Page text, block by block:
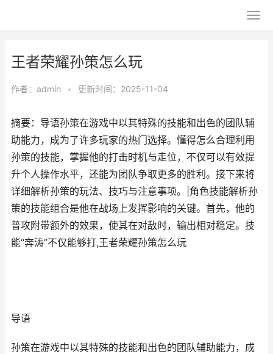
王者荣耀孙策怎么玩
作者： admin • 更新时间：2025-11-04
摘要：导语孙策在游戏中以其特殊的技能和出色的团队辅
助能力，成为了许多玩家的热门选择。懂得怎么合理利用
孙策的技能，掌握他的打击时机与走位，不仅可以有效提
升个人操作水平，还能为团队争取更多的胜利。接下来将
详细解析孙策的玩法、技巧与注意事项。|角色技能解析孙
策的技能组合是他在战场上发挥影响的关键。首先，他的
普攻附带额外的效果，使其在对敌时，输出相对稳定。技
能“奔涛”不仅能够打,王者荣耀孙策怎么玩
导语
孙策在游戏中以其特殊的技能和出色的团队辅助能力，成